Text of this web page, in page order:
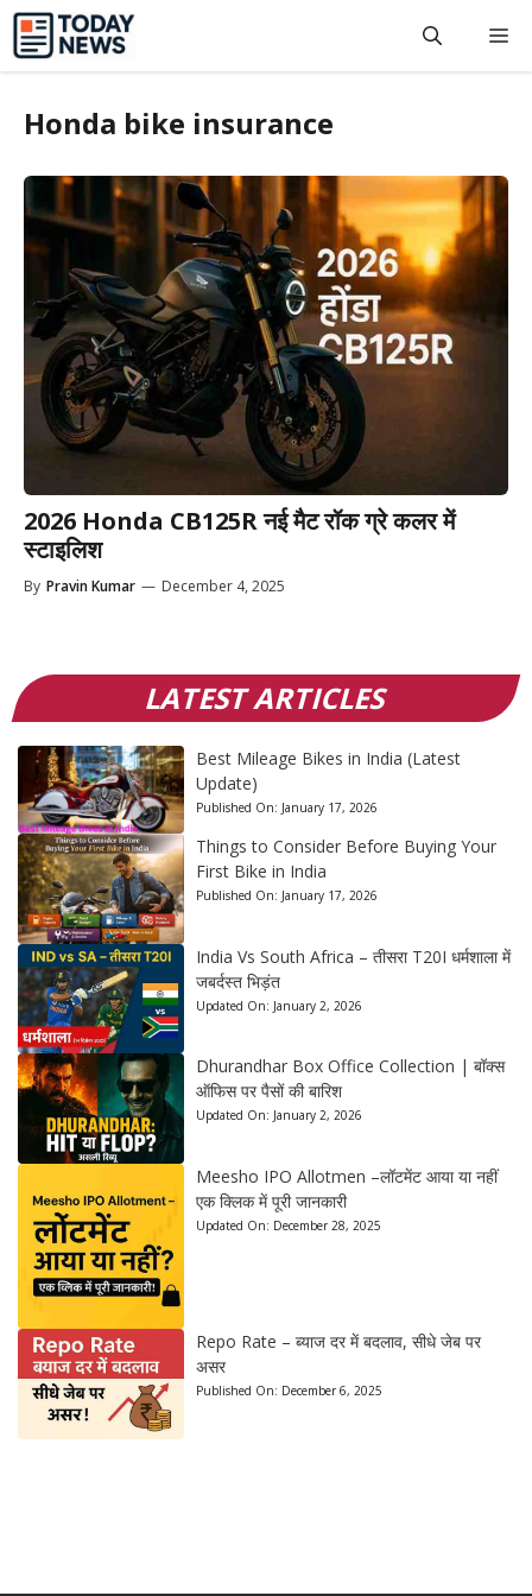
Skip
content
Honda bike insurance
2026 Honda CB125R नई मैट रॉक ग्रे कलर में
स्टाइलिश
By Pravin Kumar — December 4, 2025
LATEST ARTICLES
Best Mileage Bikes in India (Latest
Update)
Published On: January 17, 2026
Things to Consider Before Buying Your
First Bike in India
Published On: January 17, 2026
India Vs South Africa – तीसरा T20I धर्मशाला में
जबर्दस्त भिड़ंत
Updated On: January 2, 2026
Dhurandhar Box Office Collection | बॉक्स
ऑफिस पर पैसों की बारिश
Updated On: January 2, 2026
Meesho IPO Allotmen –लॉटमेंट आया या नहीं
एक क्लिक में पूरी जानकारी
Updated On: December 28, 2025
Repo Rate – ब्याज दर में बदलाव, सीधे जेब पर
असर
Published On: December 6, 2025